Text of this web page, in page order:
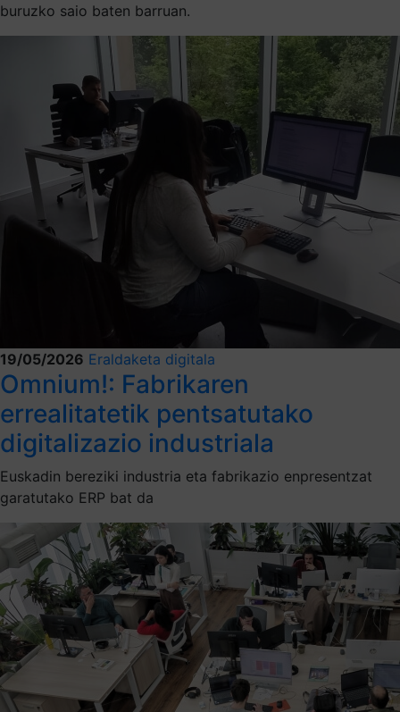
buruzko saio baten barruan.
19/05/2026 Eraldaketa digitala
Omnium!: Fabrikaren
errealitatetik pentsatutako
digitalizazio industriala
Euskadin bereziki industria eta fabrikazio enpresentzat
garatutako ERP bat da